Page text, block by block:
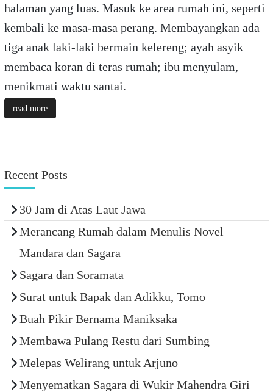
halaman yang luas. Masuk ke area rumah ini, seperti
kembali ke masa-masa perang. Membayangkan ada
tiga anak laki-laki bermain kelereng; ayah asyik
membaca koran di teras rumah; ibu menyulam,
menikmati waktu santai.
read more
Recent Posts
30 Jam di Atas Laut Jawa
Merancang Rumah dalam Menulis Novel
Mandara dan Sagara
Sagara dan Soramata
Surat untuk Bapak dan Adikku, Tomo
Buah Pikir Bernama Maniksaka
Membawa Pulang Restu dari Sumbing
Melepas Welirang untuk Arjuno
Menyematkan Sagara di Wukir Mahendra Giri